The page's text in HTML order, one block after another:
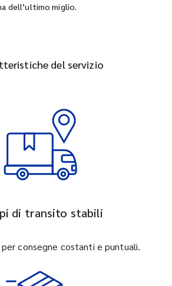
dell’ultimo miglio.
del servizio
di transito stabili
consegne costanti e puntuali.